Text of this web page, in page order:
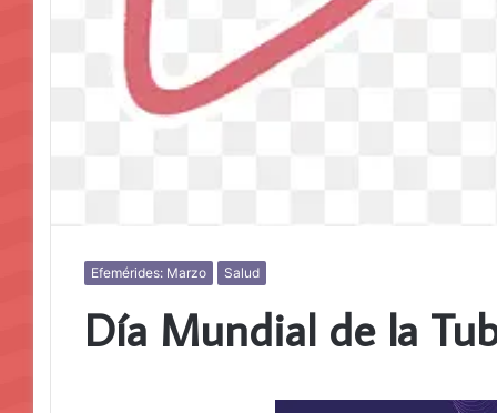
Efemérides: Marzo Salud
Día Mundial de la